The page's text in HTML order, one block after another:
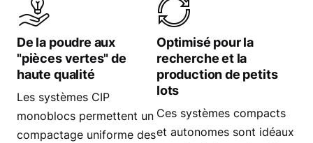
De la poudre aux
"pièces vertes" de
haute qualité
Les systèmes CIP
monoblocs permettent un
compactage uniforme des
Optimisé pour la
recherche et la
production de petits
lots
Ces systèmes compacts
et autonomes sont idéaux